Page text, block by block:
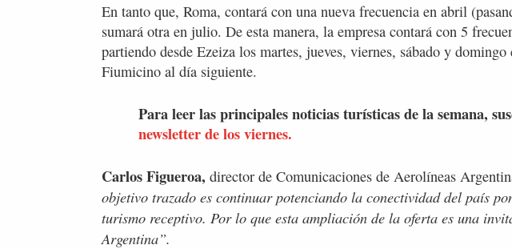
En tanto que, Roma, contará con una nueva frecuencia en abril
sumará otra en julio. De esta manera, la empresa contará con 5
partiendo desde Ezeiza los martes, jueves, viernes, sábado y domingo
Fiumicino al día siguiente.
Para leer las principales noticias turísticas de la semana,
newsletter de los viernes.
Carlos Figueroa, director de Comunicaciones de Aerolíneas
objetivo trazado es continuar potenciando la conectividad del país
turismo receptivo. Por lo que esta ampliación de la oferta es una
Argentina”.